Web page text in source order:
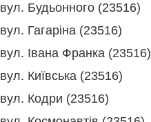
вул. Будьонного (23516)
вул. Гагаріна (23516)
вул. Івана Франка (23516)
вул. Київська (23516)
вул. Кодри (23516)